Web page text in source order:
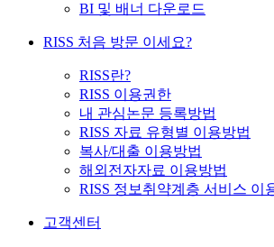
BI 및 배너 다운로드
RISS 처음 방문 이세요?
RISS란?
RISS 이용권한
내 관심논문 등록방법
RISS 자료 유형별 이용방법
복사/대출 이용방법
해외전자자료 이용방법
RISS 정보취약계층 서비스 이
고객센터